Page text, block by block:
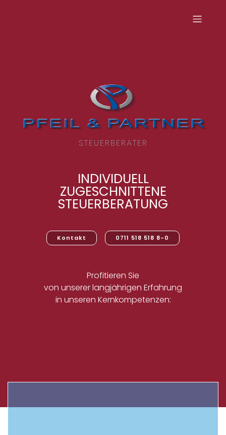
STEUERBERATER
INDIVIDUELL
ZUGESCHNITTENE
STEUERBERATUNG
Kontakt 0711 518 518 8-0
Profitieren Sie
von unserer langjährigen Erfahrung
in unseren Kernkompetenzen: